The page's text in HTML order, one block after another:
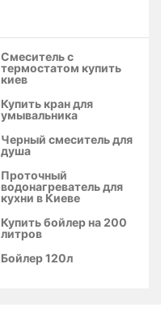
Смеситель с
термостатом купить
киев
Купить кран для
умывальника
Черный смеситель для
душа
Проточный
водонагреватель для
кухни в Киеве
Купить бойлер на 200
литров
Бойлер 120л